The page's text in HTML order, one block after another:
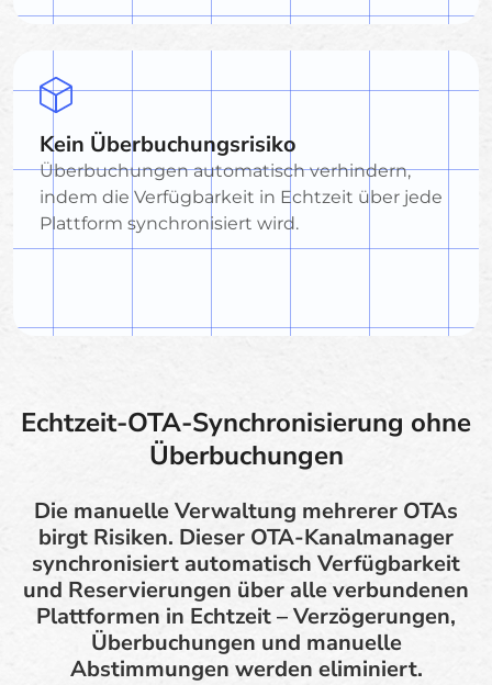
Kein Überbuchungsrisiko
Überbuchungen automatisch verhindern,
indem die Verfügbarkeit in Echtzeit über jede
Plattform synchronisiert wird.
Echtzeit-OTA-Synchronisierung ohne
Überbuchungen
Die manuelle Verwaltung mehrerer OTAs
birgt Risiken. Dieser OTA-Kanalmanager
synchronisiert automatisch Verfügbarkeit
und Reservierungen über alle verbundenen
Plattformen in Echtzeit – Verzögerungen,
Überbuchungen und manuelle
Abstimmungen werden eliminiert.